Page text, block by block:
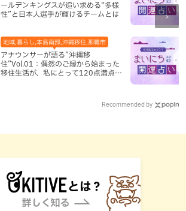
ールデンキングスが追い求める“多様
性”と日本人選手が輝けるチームとは
アナウンサーが語る”沖縄移
住”Vol.01：偶然のご縁から始まった
移住生活が、私にとって120点満点に
地域,暮らし,本島南部,沖縄移住,那覇市
Recommended by